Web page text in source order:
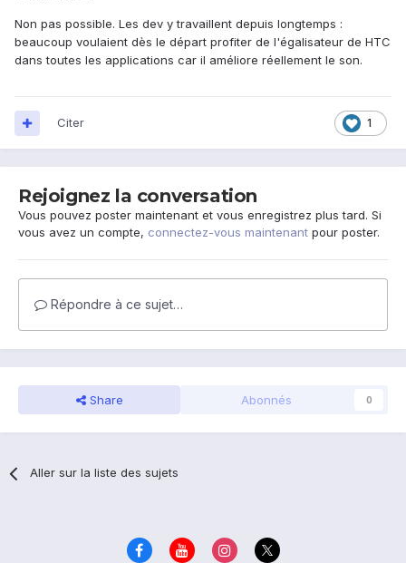
Non pas possible. Les dev y travaillent depuis longtemps :
beaucoup voulaient dès le départ profiter de l'égalisateur de HTC
dans toutes les applications car il améliore réellement le son.
1
Citer
Rejoignez la conversation
Vous pouvez poster maintenant et vous enregistrez plus tard. Si
vous avez un compte, connectez-vous maintenant pour poster.
Répondre à ce sujet…
Share Abonnés 0
Aller sur la liste des sujets